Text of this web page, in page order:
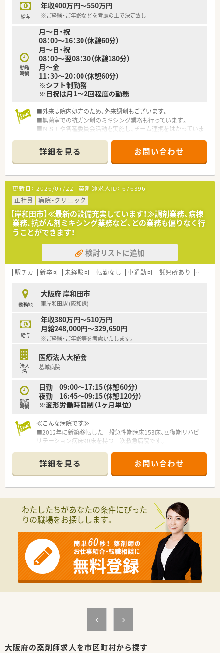
給与
年収400万円～550万円
※ご経験・ご年齢などを考慮の上で決定致し
勤務
時間
月～日・祝
08：00～16：30（休憩60分）
月～日・祝
08：00～翌08：30（休憩180分）
月～金
11：30～20：00（休憩60分）
※シフト制勤務
※日祝は月1～2回程度の勤務
■外来は院内処方のため、外来調剤もございます。
■無菌室での抗ガン剤のミキシング業務も行っています。
■ＮＳＴや各種委員会活動を実施し、チーム連携をはかっていま
■乳幼児から学童保育まで、お子さんをお預けできる保育施設が
あります。
詳細を見る お問い合わせ
更新日： 2026/07/22 薬剤師求人ID： 676396
正社員
病院・クリニック
【岸和田市】≪最新の設備充実しています！≫調剤業務、病棟
業務、抗がん剤ミキシング業務など、どの業務も偏りなく行
うことができます！
検討リストに追加
駅チカ 新卒可 未経験可 転勤なし 車通勤可 託児所あり 認定薬
勤務地
大阪府 岸和田市
東岸和田駅 (阪和線)
給与
年収380万円～510万円
月給248,000円～329,650円
※ご経験・ご年齢等を考慮いたします。
法人
名
医療法人大植会
葛城病院
勤務
時間
日勤 09:00～17:15（休憩60分）
夜勤 16:45～09:15（休憩120分）
※変形労働時間制（1ヶ月単位）
≪こんな病院です≫
■2012年に新築移転した一般急性期病床153床、回復期リハビ
リテーション病床90床を持つ二次救急病院です。
も高い病院です。
■救急医療の他、特定の疾患はセンター化し、より専門的な治療
が行える環境を整えています。
■病院機能評価(機能種別版評価項目3rdG：Ver.3.0)の認定も受け
≪業務内容≫
■入院患者様の調剤、監査、服薬指導
■無菌調剤（抗がん剤、ＴＰＮ）
■注射調剤（注射薬自動払出しシステム完備）
■病棟業務（整形外科、脳神経外科、内科外科病棟は病棟専任薬
剤師を配置）
■医薬品管理、医薬品情報管理
■各種委員会活動
■夜勤業務月間3回～4回程度
≪おすすめポイント≫
■業務に偏りなくバランスよくジェネラリストとして成長でき
です。
詳細を見る お問い合わせ
わたしたちがあなたの条件にぴった
りの職場をお探しします。
大阪府の薬剤師求人を市区町村から探す